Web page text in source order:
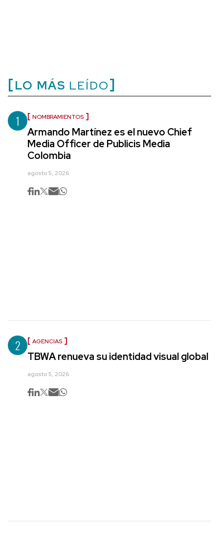
LO MÁS LEÍDO
1 NOMBRAMIENTOS
Armando Martínez es el nuevo Chief
Media Officer de Publicis Media
Colombia
agosto 5, 2026
2 AGENCIAS
TBWA renueva su identidad visual global
agosto 5, 2026